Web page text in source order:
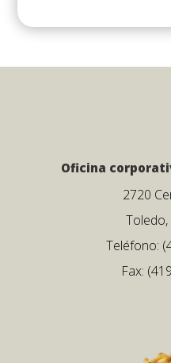
Oficina
2720
Teléfono:
Fax: